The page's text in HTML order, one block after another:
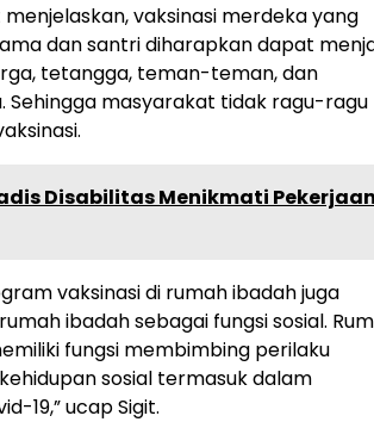
vaksinasi merdeka yang
dan santri diharapkan dapat
tetangga, teman-teman, dan
Sehingga masyarakat tidak ragu-ragu
Disabilitas Menikmati Pekerjaan
vaksinasi di rumah ibadah juga
ibadah sebagai fungsi sosial.
fungsi membimbing perilaku
sosial termasuk dalam
19,” ucap Sigit.